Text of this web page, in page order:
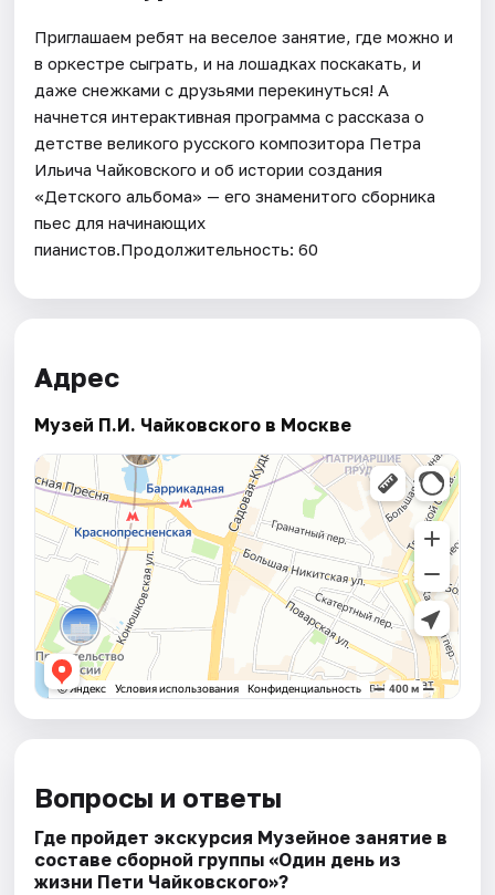
Приглашаем ребят на веселое занятие, где можно и
в оркестре сыграть, и на лошадках поскакать, и
даже снежками с друзьями перекинуться! А
начнется интерактивная программа с рассказа о
детстве великого русского композитора Петра
Ильича Чайковского и об истории создания
«Детского альбома» — его знаменитого сборника
пьес для начинающих
пианистов.Продолжительность: 60
Адрес
Музей П.И. Чайковского в Москве
Вопросы и ответы
Где пройдет экскурсия Музейное занятие в
составе сборной группы «Один день из
жизни Пети Чайковскогo»?